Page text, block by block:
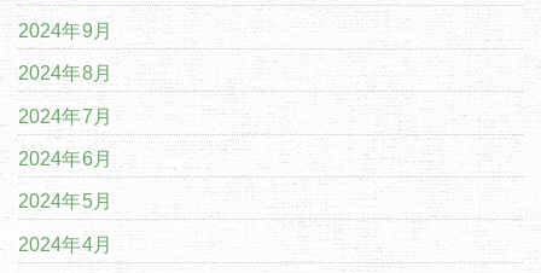
2024年9月
2024年8月
2024年7月
2024年6月
2024年5月
2024年4月